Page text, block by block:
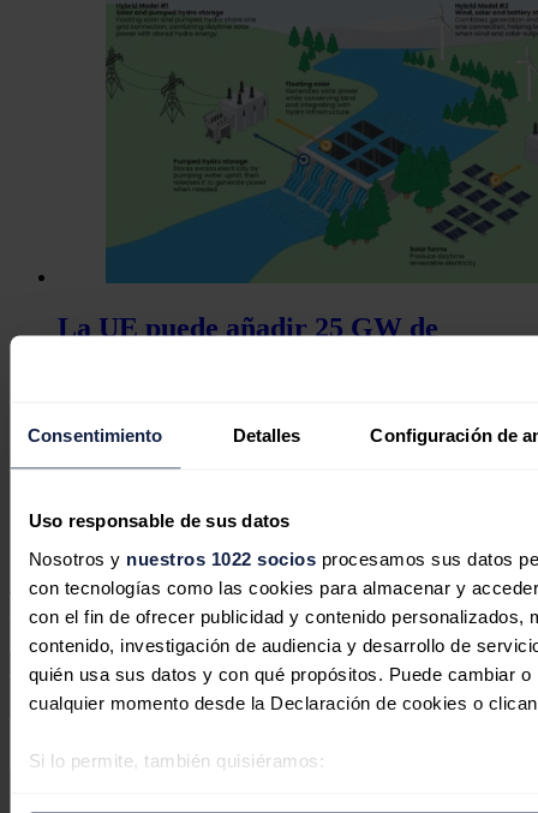
Consentimiento Detalles Configuración de
Uso responsable de sus datos
Nosotros y nuestros 1022 sociosprocesamos sus datos
con tecnologías como las cookies para almacenar y
con el fin de ofrecer publicidad y contenido personalizados,
contenido, investigación de audiencia y desarrollo de
quién usa sus datos y con qué propósitos. Puede cambiar
cualquier momento desde la Declaración de cookies o
Si lo permite, también quisiéramos:
La UE puede añadir 25 GW de
ampliar la red eléctrica
José A. Roca21/07/2026
No hay comentarios
Deja tu comentario
Tu dirección de correo electrónico no será publicada. Todos los
campos son obligatorios
privacidadyTérminos de serviciode Google aplican.